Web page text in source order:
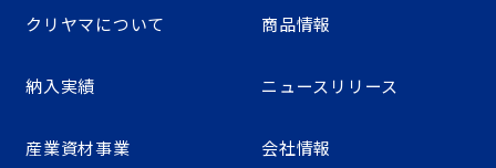
クリヤマについて 商品情報
納入実績 ニュースリリース
産業資材事業 会社情報